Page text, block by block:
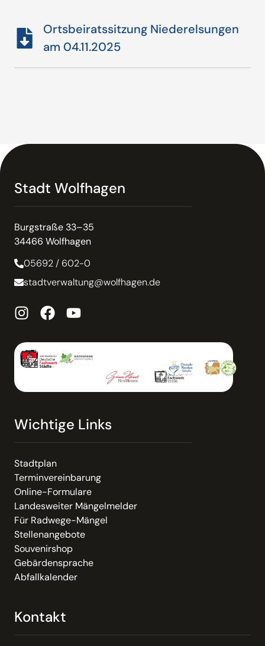
Ortsbeiratssitzung Niederelsungen
am 04.11.2025
Stadt Wolfhagen
Burgstraße 33–35
34466 Wolfhagen
05692 / 602-0
stadtverwaltung@wolfhagen.de
Wichtige Links
Stadtplan
Terminvereinbarung
Online-Formulare
Landesweiter Mängelmelder
Für Radwege-Mängel
Stellenangebote
Souvenirshop
Gebärdensprache
Abfallkalender
Kontakt